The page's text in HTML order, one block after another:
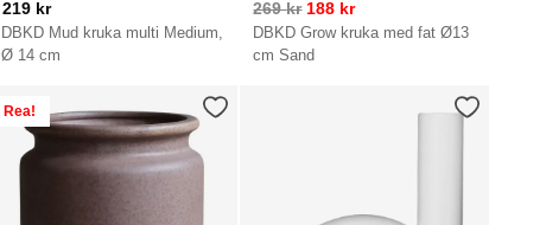
DBKD Mud kruka multi Medium,
Ø 14 cm
219 kr
DBKD Grow kruka med fat Ø13
cm Sand
269kr 188 kr
Rea!